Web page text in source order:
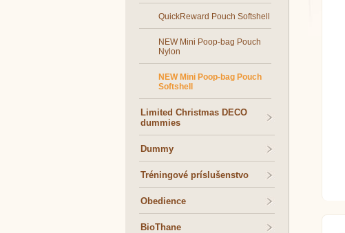
QuickReward Pouch Softshell
NEW Mini Poop-bag Pouch
Nylon
NEW Mini Poop-bag Pouch
Softshell
Limited Christmas DECO
dummies
Dummy
Tréningové príslušenstvo
Obedience
BioThane